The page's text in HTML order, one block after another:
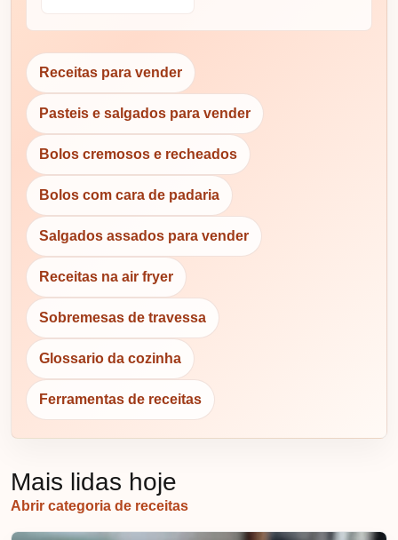
Receitas para vender
Pasteis e salgados para vender
Bolos cremosos e recheados
Bolos com cara de padaria
Salgados assados para vender
Receitas na air fryer
Sobremesas de travessa
Glossario da cozinha
Ferramentas de receitas
Mais lidas hoje
Abrir categoria de receitas